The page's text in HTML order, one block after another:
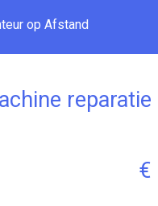
op Afstand
€